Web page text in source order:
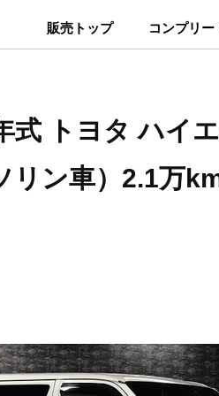
販売トップ コンプリー
式 トヨタ ハイ
リン車）2.1万